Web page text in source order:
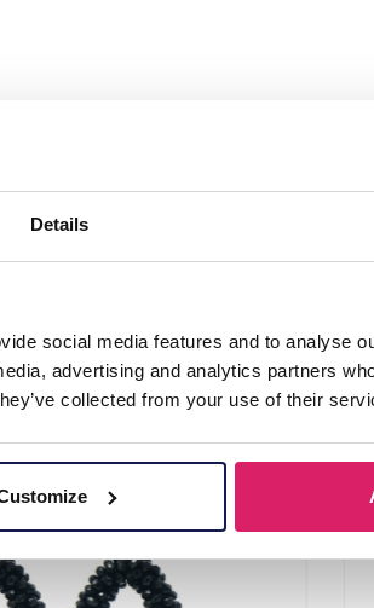
Details
social media features and to analyse
advertising and analytics partners
collected from your use of their
6.5x4cm White"
elke outfit verheft. Met het meten
zijn. De G-E16.1 oorbellen zijn
constructie zorgt voor comfort
uw dagelijkse stijl te verbeteren, deze